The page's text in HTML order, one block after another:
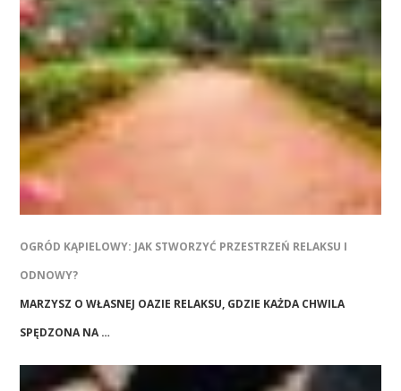
OGRÓD KĄPIELOWY: JAK STWORZYĆ PRZESTRZEŃ RELAKSU I
ODNOWY?
MARZYSZ O WŁASNEJ OAZIE RELAKSU, GDZIE KAŻDA CHWILA
SPĘDZONA NA …